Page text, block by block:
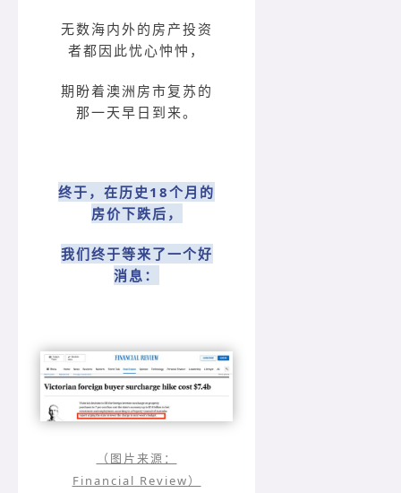
无数海内外的房产投资
者都因此忧心忡忡，
期盼着澳洲房市复苏的
那一天早日到来。
终于，在历史18个月的
房价下跌后，
我们终于等来了一个好
消息：
（图片来源：
Financial Review）